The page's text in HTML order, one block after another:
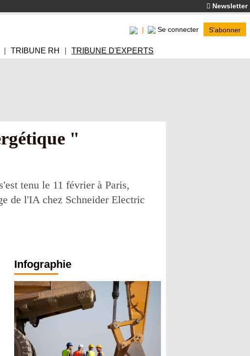
Newsletter
Se connecter S'abonner
TRIBUNE RH TRIBUNE D'EXPERTS
"
tenu le 11 février à Paris,
de l'IA chez Schneider Electric
Infographie